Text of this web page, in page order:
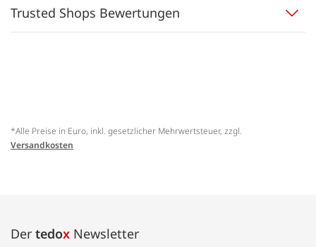
Trusted Shops Bewertungen
*Alle Preise in Euro, inkl. gesetzlicher Mehrwertsteuer, zzgl.
Versandkosten
Der tedox Newsletter